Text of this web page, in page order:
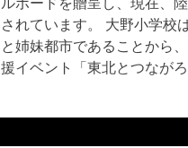
ルボードを贈呈し、現在、
されています。 大野小学校
と姉妹都市であることから
援イベント「東北とつなが